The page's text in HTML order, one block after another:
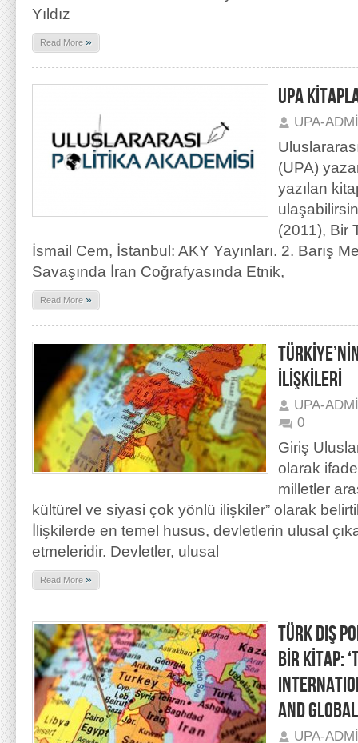
Yıldız
Read More »
UPA
UPA-
(UPA)
yazılan
(2011), Bir
İsmail Cem, İstanbul: AKY Yayınları. 2. Barış
Savaşında İran Coğrafyasında Etnik,
Read More »
İLİŞKİLERİ
UPA-
0
Giriş
olarak
milletler
kültürel ve siyasi çok yönlü ilişkiler” olarak
İlişkilerde en temel husus, devletlerin ulusal
etmeleridir. Devletler, ulusal
Read More »
TÜRK DIŞ
BİR KİTAP:
AND
UPA-